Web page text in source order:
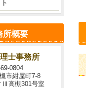
所概要
士事務所
0804
市紺屋町7-8
Ⅲ高槻301号室